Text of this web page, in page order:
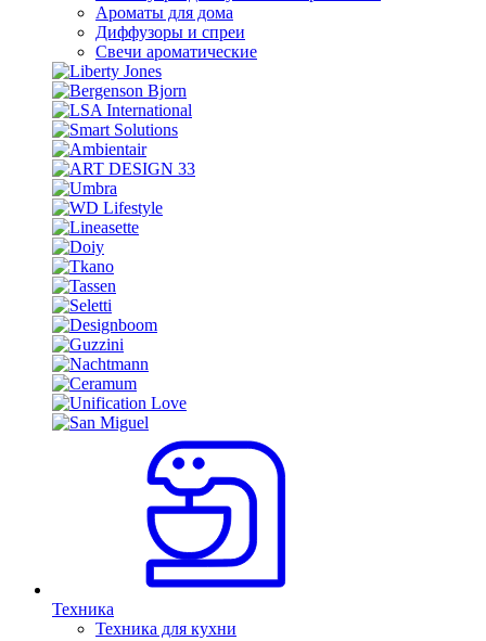
Ароматы для дома
Диффузоры и спреи
Свечи ароматические
Техника
Техника для кухни